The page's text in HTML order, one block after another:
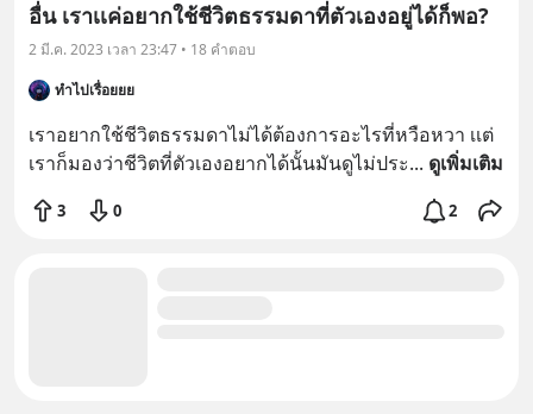
อื่น เราเเค่อยากใช้ชีวิตธรรมดาที่ตัวเองอยู่ได้ก็พอ?
2 มี.ค. 2023 เวลา 23:47 • 18 คำตอบ
ทำไปเรื่อยยย
เราอยากใช้ชีวิตธรรมดาไม่ได้ต้องการอะไรที่หวือหวา เเต่
เราก็มองว่าชีวิตที่ตัวเองอยากได้นั้นมันดูไม่ประ... ดูเพิ่มเติม
3 0 2